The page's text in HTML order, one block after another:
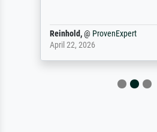
Reinhold,@ ProvenExpert
April 22, 2026